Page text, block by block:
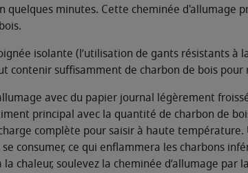
quelques minutes. Cette cheminée d'allumage
isolante (l’utilisation de gants résistants
contenir suffisamment de charbon de bois
avec du papier journal légèrement
principal avec la quantité de charbon de
complète pour saisir à haute
consumer, ce qui enflammera les charbons
chaleur, soulevez la cheminée d’allumage par